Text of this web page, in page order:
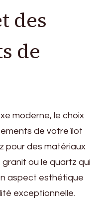
des
de
moderne, le choix
de votre îlot
pour des matériaux
ou le quartz qui
aspect esthétique
exceptionnelle.